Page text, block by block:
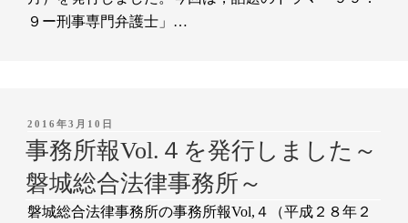
９ー刑事専門弁護士」…
投
稿
日:
2016年3月10日
事務所報Vol.４を発行しました～
磐城総合法律事務所～
磐城総合法律事務所の事務所報Vol,４（平成２８年２